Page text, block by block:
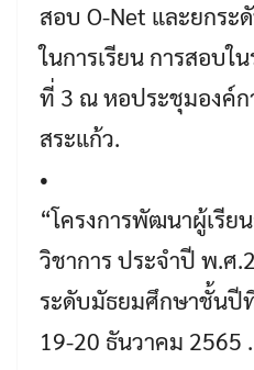
สอบ O-Net และยกร
ในการเรียน การสอบ
ที่ 3 ณ หอประชุมองค์ก
สระแก้ว.
•
“โครงการพัฒนาผู้เรีย
วิชาการ ประจำปี พ.ศ
ระดับมัธยมศึกษาชั้นปี
19-20 ธันวาคม 2565 .